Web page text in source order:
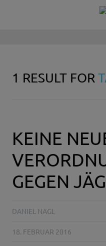
1 RESULT FOR
KEINE
GEGEN
DANIEL NAGL
18. FEBRUAR 2016